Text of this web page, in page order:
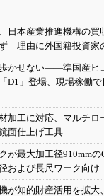
日本産業推進機構の買
理由に外国籍投資家
かせない――準国産ヒ
D1」登場、現場稼働
加工に対応、マルチロ
面仕上げ工具
が最大加工径910mmの
および長尺ワーク向け
が知的財産活用を拡大